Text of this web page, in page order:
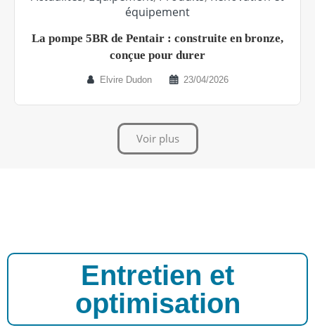
équipement
La pompe 5BR de Pentair : construite en bronze,
conçue pour durer
Elvire Dudon 23/04/2026
Voir plus
Entretien et
optimisation